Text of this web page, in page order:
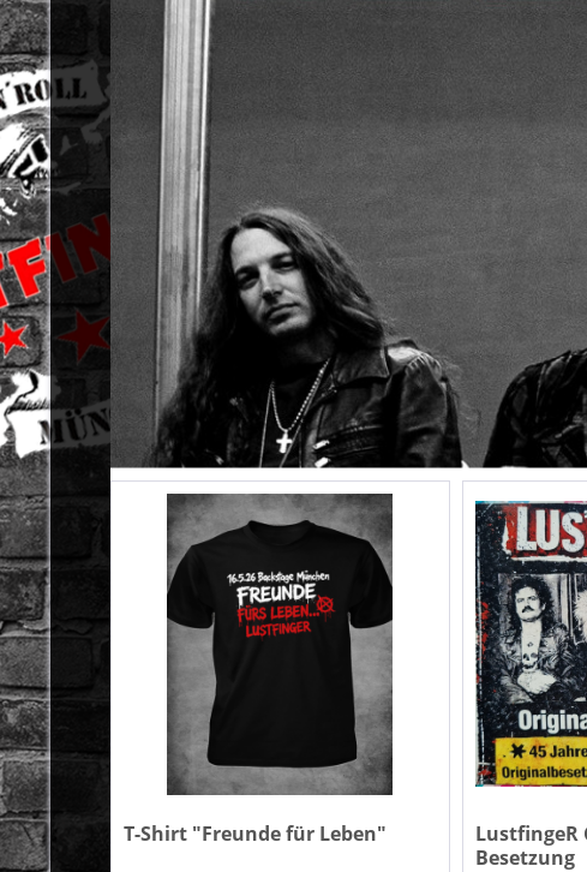
T-Shirt "Freunde für Leben"
LustfingeR
Besetzung